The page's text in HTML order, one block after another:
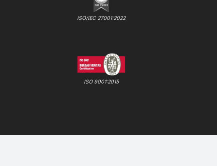
ISO/IEC 27001:2022
ISO 9001:2015